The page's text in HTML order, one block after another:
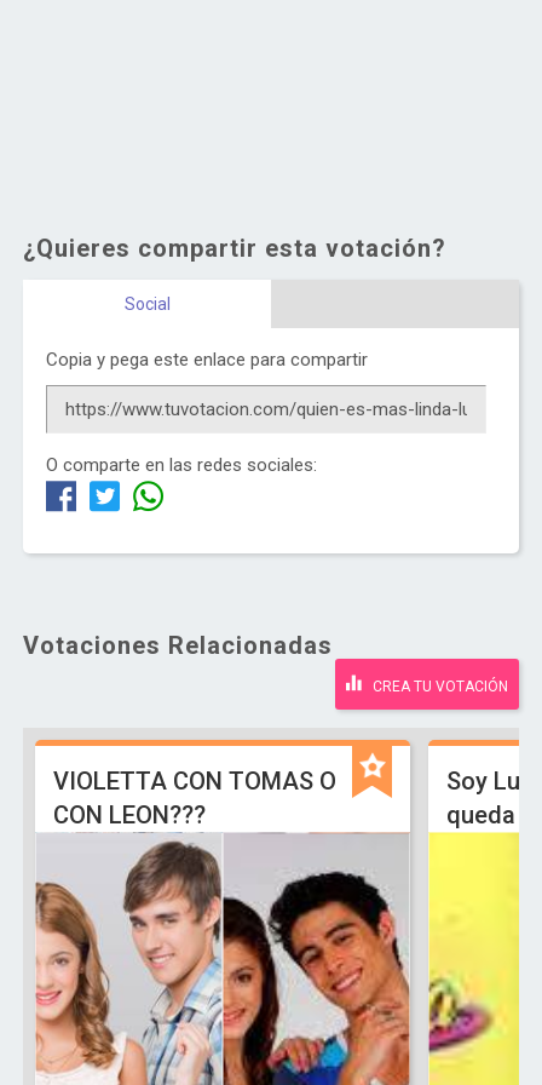
¿Quieres compartir esta votación?
Social
Copia y pega este enlace para compartir
O comparte en las redes sociales:
Votaciones Relacionadas
CREA TU VOTACIÓN
VIOLETTA CON TOMAS O
CON LEON???
Soy
queda